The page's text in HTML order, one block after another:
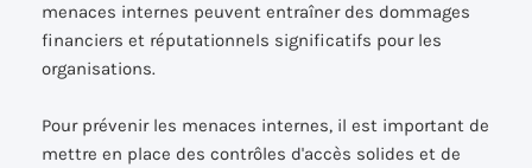
menaces internes peuvent entraîner des dommages
financiers et réputationnels significatifs pour les
organisations.
Pour prévenir les menaces internes, il est important de
mettre en place des contrôles d'accès solides et de